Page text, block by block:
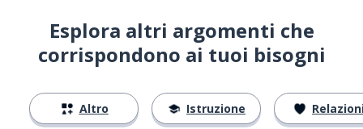
Esplora altri argomenti che
corrispondono ai tuoi bisogni
Altro Istruzione